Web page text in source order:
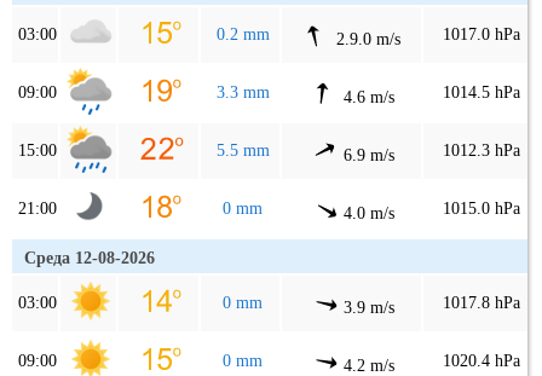
03:00 0.2 mm 2.9.0 m/s 1017.0 hPa
09:00 3.3 mm 4.6 m/s 1014.5 hPa
15:00 5.5 mm 6.9 m/s 1012.3 hPa
21:00 0 mm 4.0 m/s 1015.0 hPa
Среда 12-08-2026
03:00 0 mm 3.9 m/s 1017.8 hPa
09:00 0 mm 4.2 m/s 1020.4 hPa